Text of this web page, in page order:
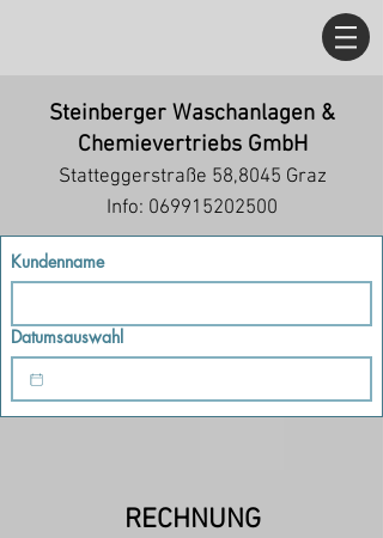
Steinberger Waschanlagen &
Chemievertriebs GmbH
Statteggerstraße 58,8045 Graz
Info: 069915202500
Kundenname
Datumsauswahl
RECHNUNG